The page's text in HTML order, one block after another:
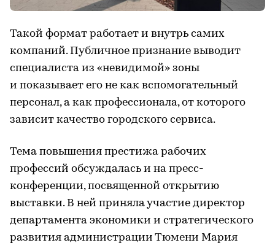
Такой формат работает и внутрь самих
компаний. Публичное признание выводит
специалиста из «невидимой» зоны
и показывает его не как вспомогательный
персонал, а как профессионала, от которого
зависит качество городского сервиса.
Тема повышения престижа рабочих
профессий обсуждалась и на пресс-
конференции, посвященной открытию
выставки. В ней приняла участие директор
департамента экономики и стратегического
развития администрации Тюмени Мария